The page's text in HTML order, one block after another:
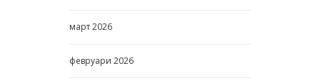
март2026
февруари 2026